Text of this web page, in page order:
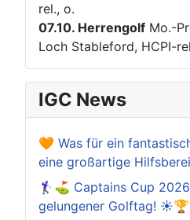
rel., o.
07.10. Herrengolf Mo.-
Loch Stableford, HCPI-
IGC News
🧡 Was für ein
eine großartige
🏌️‍♀️⛳ Captains Cup
gelungener Golftag! ☀️🏆